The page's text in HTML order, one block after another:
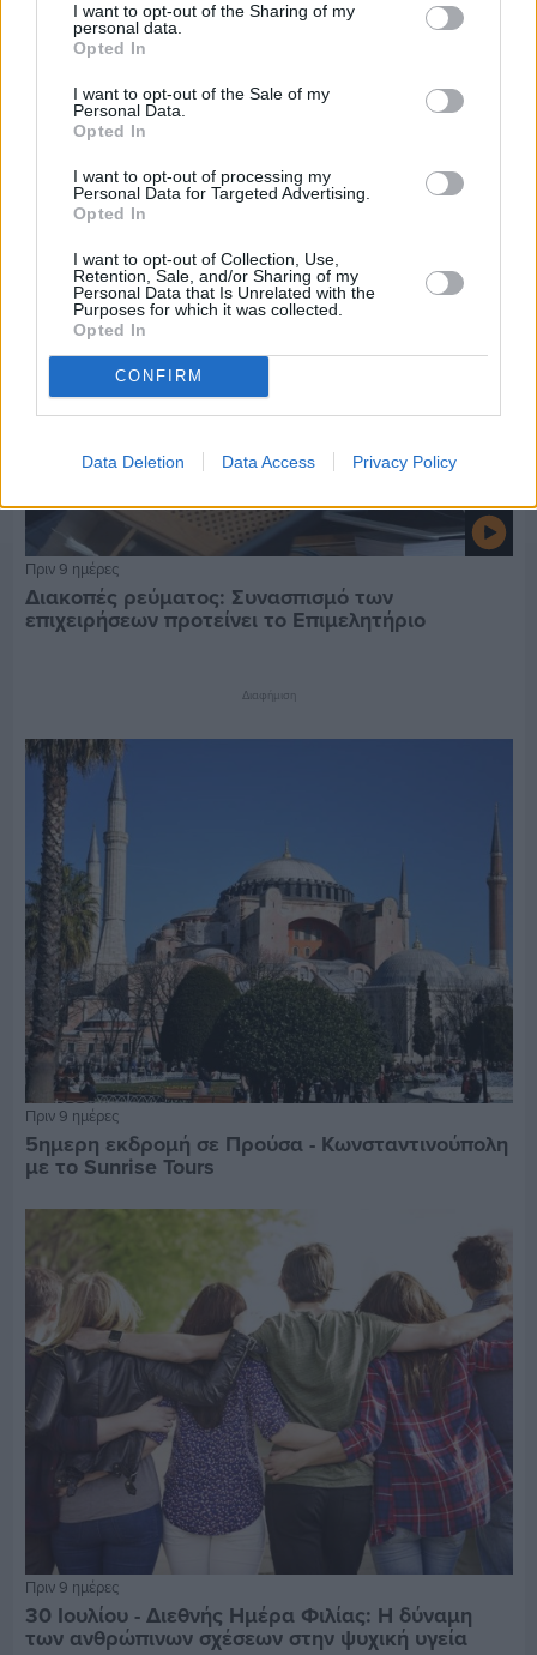
I want to opt-out of the Sharing of my
personal data.
Opted In
I want to opt-out of the Sale of my
Personal Data.
Opted In
I want to opt-out of processing my
Personal Data for Targeted Advertising.
Opted In
I want to opt-out of Collection, Use,
Retention, Sale, and/or Sharing of my
Personal Data that Is Unrelated with the
Purposes for which it was collected.
Opted In
CONFIRM
Data Deletion Data Access Privacy Policy
Πριν 9 ημέρες
Εργασίες ασφαλτόστρωσης σε τρεις οδούς του
Βαρβασίου
Πριν 9 ημέρες
Διακοπές ρεύματος: Συνασπισμό των
επιχειρήσεων προτείνει το Επιμελητήριο
Διαφήμιση
Πριν 9 ημέρες
5ημερη εκδρομή σε Προύσα - Κωνσταντινούπολη
με το Sunrise Tours
Πριν 9 ημέρες
30 Ιουλίου - Διεθνής Ημέρα Φιλίας: Η δύναμη
των ανθρώπινων σχέσεων στην ψυχική υγεία